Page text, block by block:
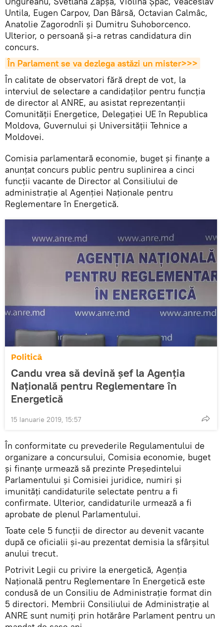
Untila, Eugen Carpov, Dan Bârsă, Octavian Calmâc,
Anatolie Zagorodnîi și Dumitru Suhoborcenco.
Ulterior, o persoană și-a retras candidatura din
concurs.
În Parlament se va dezlega astăzi un mister>>>
În calitate de observatori fără drept de vot, la
interviul de selectare a candidaților pentru funcția
de director al ANRE, au asistat reprezentanții
Comunității Energetice, Delegației UE în Republica
Moldova, Guvernului și Universității Tehnice a
Moldovei.
Comisia parlamentară economie, buget și finanțe a
anunțat concurs public pentru suplinirea a cinci
funcții vacante de Director al Consiliului de
administrație al Agenției Naționale pentru
Reglementare în Energetică.
Politică
Candu vrea să devină șef la Agenția
Națională pentru Reglementare în
Energetică
15 Ianuarie 2019, 15:57
În conformitate cu prevederile Regulamentului de
organizare a concursului, Comisia economie, buget
și finanțe urmează să prezinte Președintelui
Parlamentului și Comisiei juridice, numiri și
imunități candidaturile selectate pentru a fi
confirmate. Ulterior, candidaturile urmează a fi
aprobate de plenul Parlamentului.
Toate cele 5 funcții de director au devenit vacante
după ce oficialii și-au prezentat demisia la sfârșitul
anului trecut.
Potrivit Legii cu privire la energetică, Agenţia
Națională pentru Reglementare în Energetică este
condusă de un Consiliu de Administraţie format din
5 directori. Membrii Consiliului de Administrație al
ANRE sunt numiți prin hotărâre Parlament pentru un